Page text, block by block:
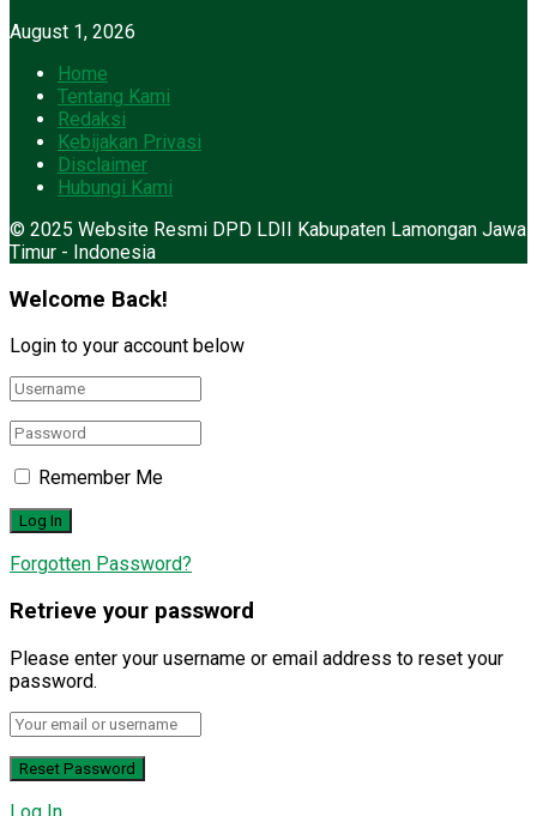
August 1, 2026
Home
Tentang Kami
Redaksi
Kebijakan Privasi
Disclaimer
Hubungi Kami
© 2025 Website Resmi DPD LDII Kabupaten Lamongan Jawa
Timur - Indonesia
Welcome Back!
Login to your account below
Remember Me
Forgotten Password?
Retrieve your password
Please enter your username or email address to reset your
password.